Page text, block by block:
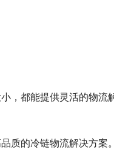
，都能提供灵活的物流
质的冷链物流解决方案